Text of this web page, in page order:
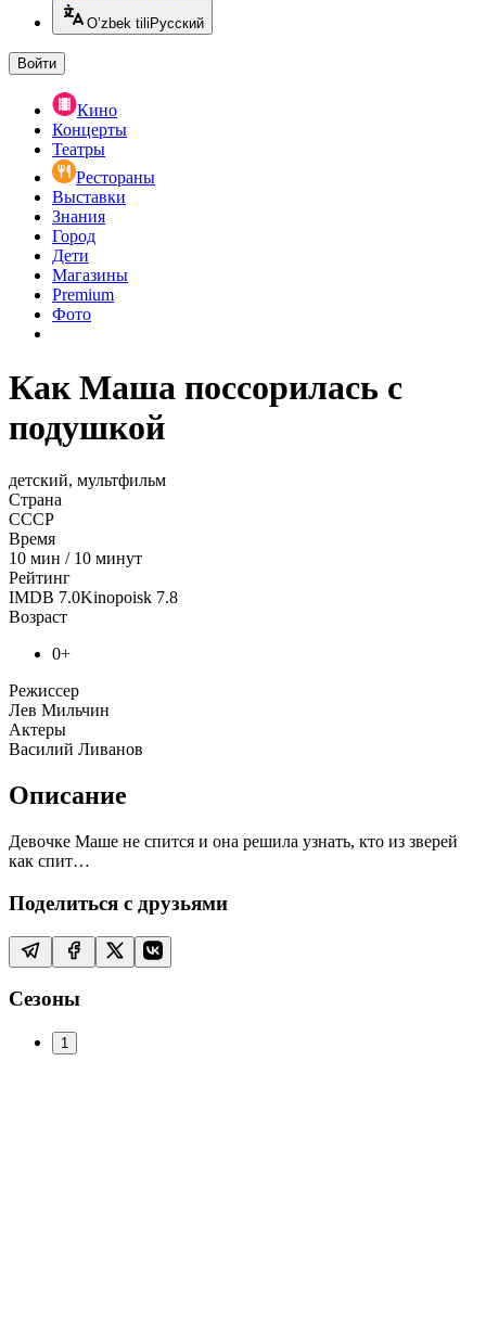
O’zbek tili Русский
Войти
Кино
Концерты
Театры
Рестораны
Выставки
Знания
Город
Дети
Магазины
Premium
Фото
Как Маша поссорилась с
подушкой
детский, мультфильм
Страна
СССР
Время
10 мин / 10 минут
Рейтинг
IMDB 7.0Kinopoisk 7.8
Возраст
0+
Режиссер
Лев Мильчин
Актеры
Василий Ливанов
Описание
Девочке Маше не спится и она решила узнать, кто из зверей
как спит…
Поделиться с друзьями
Сезоны
1